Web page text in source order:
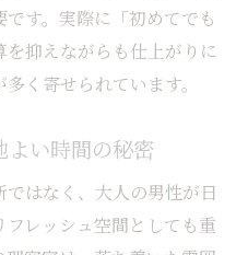
す。実際に「初めてでも
抑えながらも仕上がりに
く寄せられています。
い時間の秘密
はなく、大人の男性が日
レッシュ空間としても重